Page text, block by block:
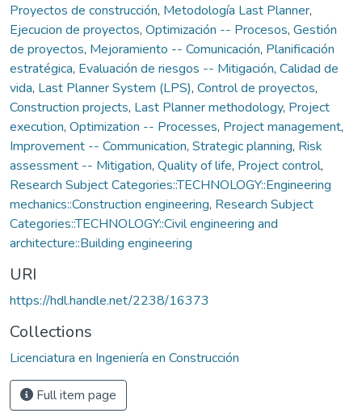
Proyectos de construcción, Metodología Last Planner,
Ejecucion de proyectos, Optimización -- Procesos, Gestión
de proyectos, Mejoramiento -- Comunicación, Planificación
estratégica, Evaluación de riesgos -- Mitigación, Calidad de
vida, Last Planner System (LPS), Control de proyectos,
Construction projects, Last Planner methodology, Project
execution, Optimization -- Processes, Project management,
Improvement -- Communication, Strategic planning, Risk
assessment -- Mitigation, Quality of life, Project control,
Research Subject Categories::TECHNOLOGY::Engineering
mechanics::Construction engineering, Research Subject
Categories::TECHNOLOGY::Civil engineering and
architecture::Building engineering
URI
https://hdl.handle.net/2238/16373
Collections
Licenciatura en Ingeniería en Construcción
Full item page